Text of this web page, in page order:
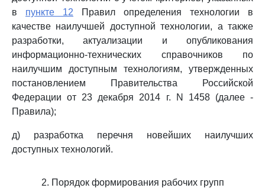
в пункте 12 Правил определения технологии в
качестве наилучшей доступной технологии, а также
разработки, актуализации и опубликования
информационно-технических справочников по
наилучшим доступным технологиям, утвержденных
постановлением Правительства Российской
Федерации от 23 декабря 2014 г. N 1458 (далее -
Правила);
д) разработка перечня новейших наилучших
доступных технологий.
2. Порядок формирования рабочих групп